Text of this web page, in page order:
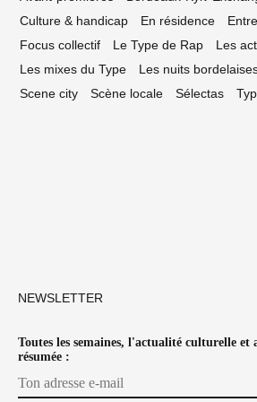
Culture & handicap
En résidence
Focus collectif
Le Type de Rap
Les
Les mixes du Type
Les nuits
Scene city
Scène locale Sélectas
NEWSLETTER
Toutes les semaines, l'actualité culturelle et
résumée :